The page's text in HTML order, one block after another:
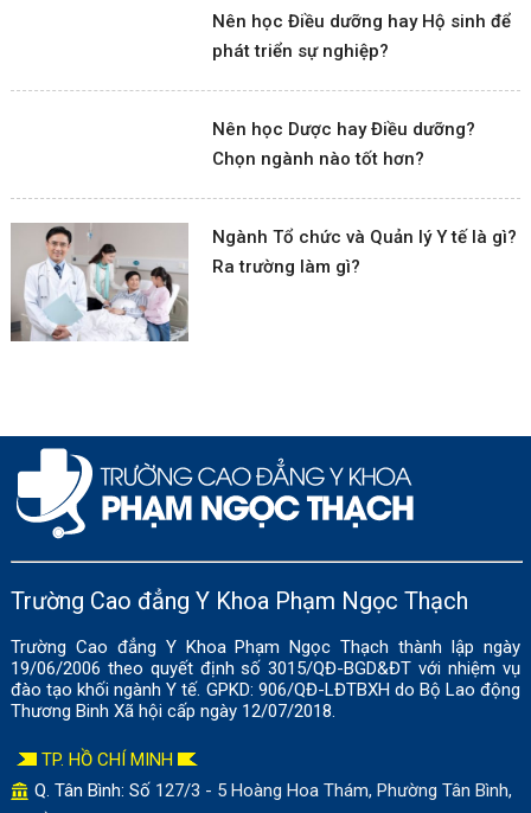
Nên học Điều dưỡng hay Hộ sinh để
phát triển sự nghiệp?
Nên học Dược hay Điều dưỡng?
Chọn ngành nào tốt hơn?
Ngành Tổ chức và Quản lý Y tế là gì?
Ra trường làm gì?
Trường Cao đẳng Y Khoa Phạm Ngọc Thạch
Trường Cao đẳng Y Khoa Phạm Ngọc Thạch thành lập ngày
19/06/2006 theo quyết định số 3015/QĐ-BGD&ĐT với nhiệm vụ
đào tạo khối ngành Y tế. GPKD: 906/QĐ-LĐTBXH do Bộ Lao động
Thương Binh Xã hội cấp ngày 12/07/2018.
TP. HỒ CHÍ MINH
Q. Tân Bình: Số 127/3 - 5 Hoàng Hoa Thám, Phường Tân Bình,